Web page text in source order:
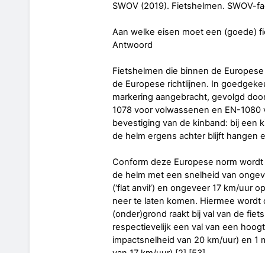
SWOV (2019). Fietshelmen. SWOV-
Aan welke eisen moet een (goede)
Antwoord
Fietshelmen die binnen de
de Europese richtlijnen. In
markering aangebracht, gevolgd
1078 voor volwassenen en EN-
bevestiging van de kinband: bij een
de helm ergens achter blijft hangen
Conform deze Europese norm
de helm met een snelheid van
(‘flat anvil’) en ongeveer 17 km/uur
neer te laten komen. Hiermee
(onder)grond raakt bij val van de
respectievelijk een val van een
impactsnelheid van 20 km/uur) en 1